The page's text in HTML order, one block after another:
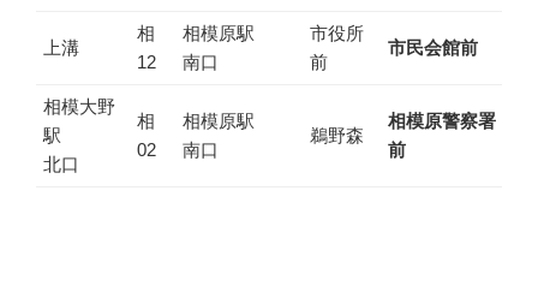
上溝
相
12
相模原駅
南口
市役所
前
市民会館前
相模大野
駅
北口
相
02
相模原駅
南口
鵜野森
相模原警察署
前